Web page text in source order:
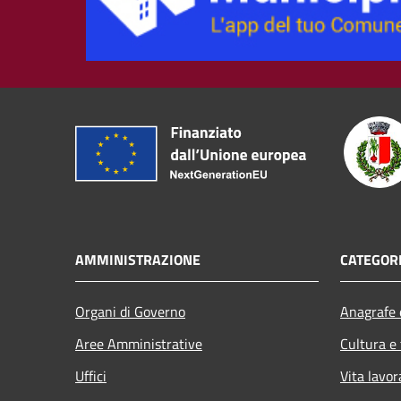
AMMINISTRAZIONE
Organi di Governo
Aree Amministrative
Uffici
Cultura
Vita